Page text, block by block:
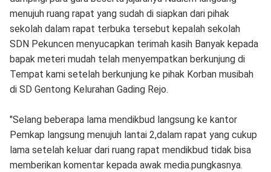
menujuh ruang rapat yang sudah di siapkan dari pihak
sekolah dalam rapat terbuka tersebut kepalah sekolah
SDN Pekuncen menyucapkan terimah kasih Banyak kepada
bapak meteri mudah telah menyempatkan berkunjung di
Tempat kami setelah berkunjung ke pihak Korban musibah
di SD Gentong Kelurahan Gading Rejo.
"Selang beberapa lama mendikbud langsung ke kantor
Pemkap langsung menujuh lantai 2,dalam rapat yang cukup
lama setelah keluar dari ruang rapat mendikbud tidak bisa
memberikan komentar kepada awak media.pungkasnya.